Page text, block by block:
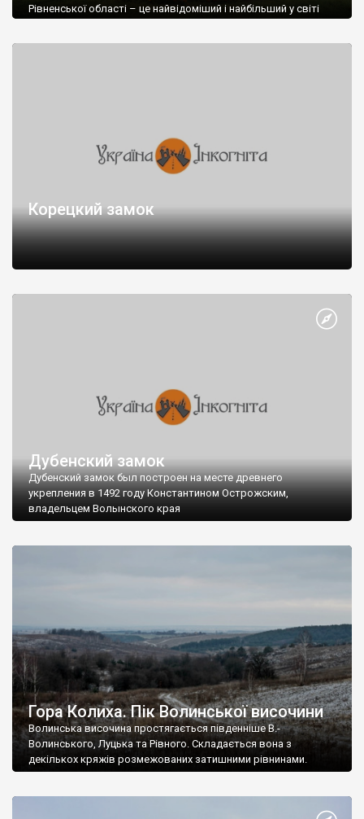
Рівненської області – це найвідоміший і найбільший у світі
Корецкий замок
Дубенский замок
Дубенский замок был построен на месте древнего
укрепления в 1492 году Константином Острожским,
владельцем Волынского края
Гора Колиха. Пік Волинської височини
Волинська височина простягається південніше В.-
Волинського, Луцька та Рівного. Складається вона з
декількох кряжів розмежованих затишними рівнинами.